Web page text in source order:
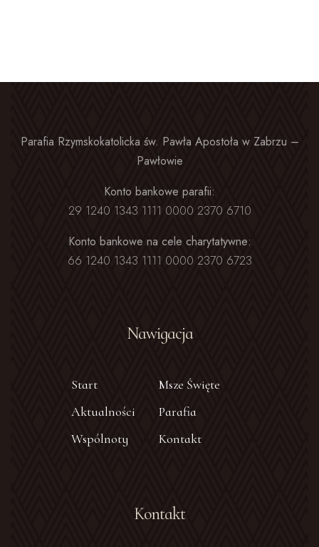
Parafia Rzymskokatolicka św. Pawła Apostoła w Zabrzu –
Pawłowie
Konto bankowe parafii:
29 1240 1343 1111 0000 2370 6710
Konto bankowe na cele charytatywne:
66 1240 1343 1111 0000 2370 6723
Nawigacja
Start
Msze Święte
Aktualności
Parafia
Wspólnoty
Kontakt
Kontakt